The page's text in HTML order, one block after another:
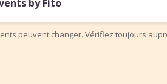
by Fito
peuvent changer. Vérifiez toujours